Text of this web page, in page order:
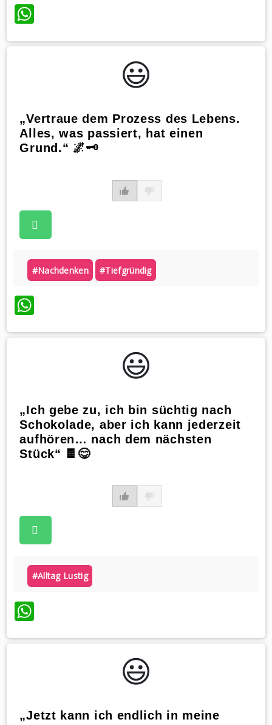
WhatsApp
😃️
„Vertraue dem Prozess des Lebens.
Alles, was passiert, hat einen
Grund.“ 🌌🗝️
#nachdenken #tiefgründig
WhatsApp
😃️
„Ich gebe zu, ich bin süchtig nach
Schokolade, aber ich kann jederzeit
aufhören… nach dem nächsten
Stück“ 🍫😋
#alltag Lustig
WhatsApp
😃️
„Jetzt kann ich endlich in meine